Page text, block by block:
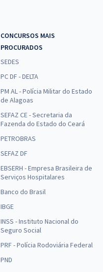
CONCURSOS MAIS
PROCURADOS
SEDES
PC DF - DELTA
PM AL - Polícia Militar do Estado
de Alagoas
SEFAZ CE - Secretaria da
Fazenda do Estado do Ceará
PETROBRAS
SEFAZ DF
EBSERH - Empresa Brasileira de
Serviços Hospitalares
Banco do Brasil
IBGE
INSS - Instituto Nacional do
Seguro Social
PRF - Polícia Rodoviária Federal
PND